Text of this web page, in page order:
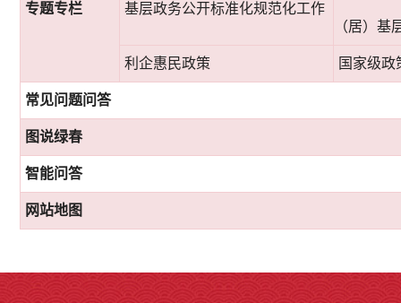
专题专栏 基层政务公开标准化规范化工作
（居）基
利企惠民政策 国家级政
常见问题问答
图说绿春
智能问答
网站地图